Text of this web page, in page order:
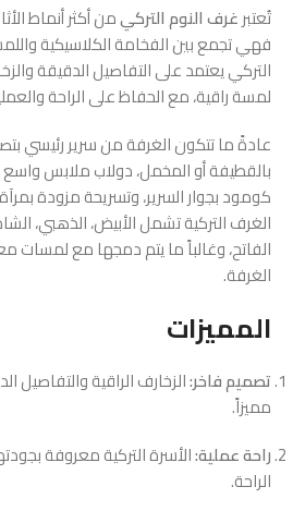
تُعتبرغرف النوم التركيمن أكثر أنماط
فهي تجمع بين الفخامة الكلاسيكية
التركي يعتمد على التفاصيل الدقيقة
لمسة راقية، مع الحفاظ على الراحة
عادةً ما تتكون الغرفة من سرير رئيسي
بالقطيفة أو المخمل، دولاب ملابس واسع
كومود بجوار السرير، وتسريحة مزودة
الغرف التركية تشمل الأبيض، الذهبي،
الفاتح، وغالباً ما يتم دمجها مع لمسات
الغرفة.
المميزات
تصميم فاخر:الزخارف الراقية والتفاصيل
مميزاً.
راحة عملية:الأسرة التركية معروفة
الراحة.